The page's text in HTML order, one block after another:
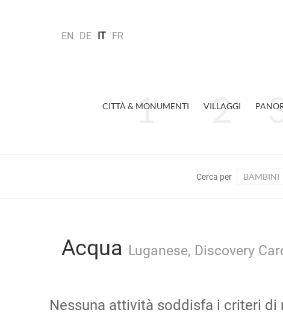
EN DE IT FR
CITTÀ & MONUMENTI VILLAGGI
Cerca per BAMBINI
Acqua Luganese, Discovery
Nessuna attività soddisfa i criteri di